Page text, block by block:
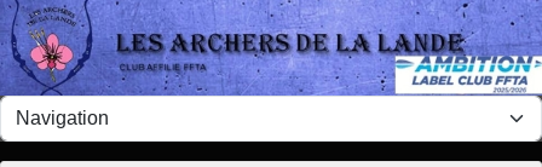
Panneau de gestion des cookies